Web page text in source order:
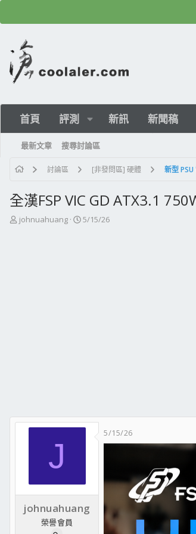
首頁 評測 新訊 新聞稿
最新文章 搜尋討論區
討論區 [非發問區] 硬體 新型
全漢FSP VIC GD ATX3.1
主
johnuahuang
開
5/15/26
J
johnuahuang
榮譽會員
5/15/26